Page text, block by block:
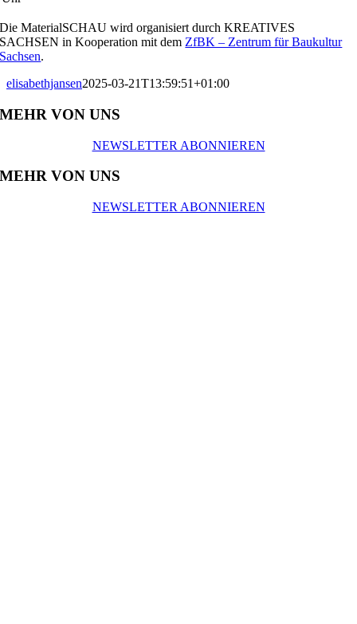
Die MaterialSCHAU wird organisiert durch KREATIVES
SACHSEN in Kooperation mit dem ZfBK – Zentrum für Baukultur
Sachsen.
elisabethjansen2025-03-21T13:59:51+01:00
MEHR VON UNS
NEWSLETTER ABONNIEREN
MEHR VON UNS
NEWSLETTER ABONNIEREN